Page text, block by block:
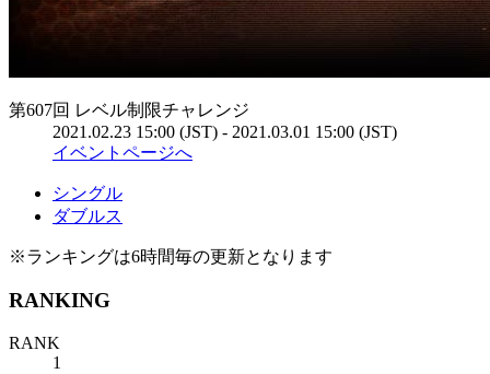
第607回 レベル制限チャレンジ
2021.02.23 15:00 (JST) - 2021.03.01 15:00 (JST)
イベントページへ
シングル
ダブルス
※ランキングは6時間毎の更新となります
RANKING
RANK
1